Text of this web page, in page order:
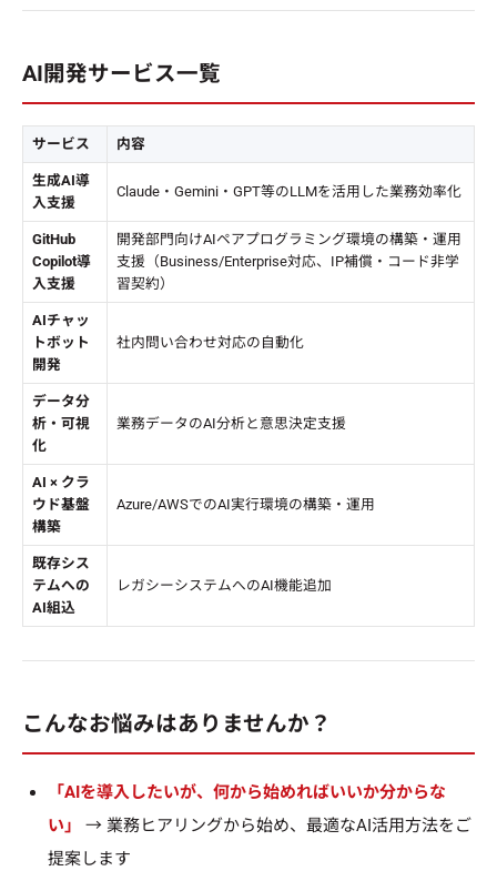
AI開発サービス一覧
サービス 内容
生成AI導
入支援
Claude・Gemini・GPT等のLLMを活用した業務効率化
GitHub
Copilot導
入支援
開発部門向けAIペアプログラミング環境の構築・運用
支援（Business/Enterprise対応、IP補償・コード非学
習契約）
AIチャッ
トボット
開発
社内問い合わせ対応の自動化
データ分
析・可視
化
業務データのAI分析と意思決定支援
AI × クラ
ウド基盤
構築
Azure/AWSでのAI実行環境の構築・運用
既存シス
テムへの
AI組込
レガシーシステムへのAI機能追加
こんなお悩みはありませんか？
「AIを導入したいが、何から始めればいいか分からな
い」
→ 業務ヒアリングから始め、最適なAI活用方法をご
提案します